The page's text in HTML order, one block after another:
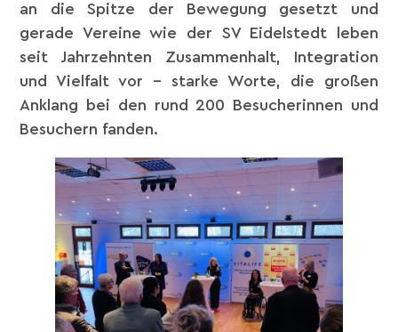
an die Spitze der Bewegung gesetzt und
gerade Vereine wie der SV Eidelstedt leben
seit Jahrzehnten Zusammenhalt, Integration
und Vielfalt vor – starke Worte, die großen
Anklang bei den rund 200 Besucherinnen und
Besuchern fanden.